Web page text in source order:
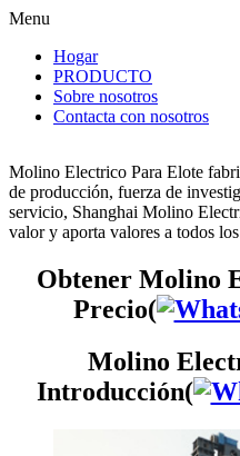
Menu
Hogar
PRODUCTO
Sobre nosotros
Contacta con nosotros
Molino Electrico Para Elote
de producción, fuerza de
servicio, Shanghai Molino
valor y aporta valores a todos
Obtener Molino
Precio(
Molino
Introducción(